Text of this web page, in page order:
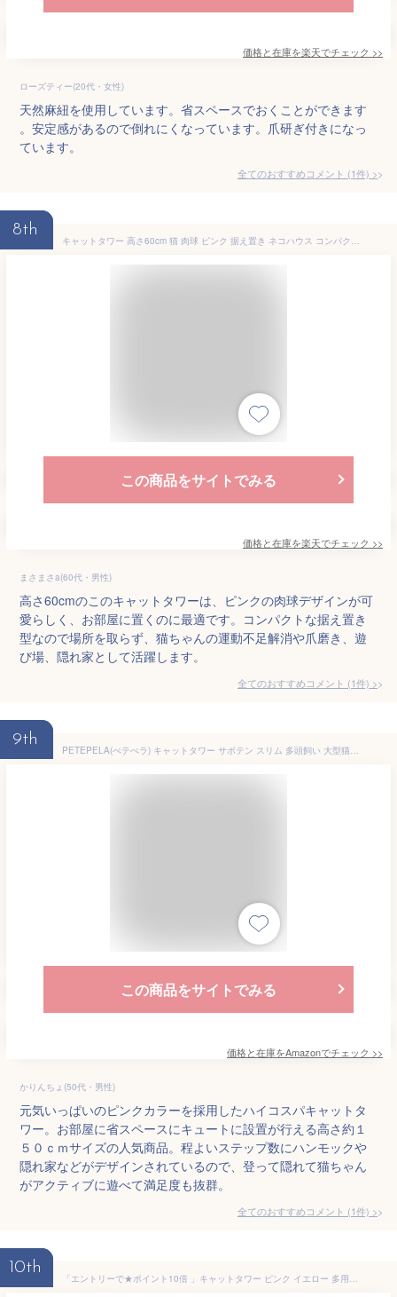
価格と在庫を楽天でチェック >>
ローズティー(20代・女性)
天然麻紐を使用しています。省スペースでおくことができます
。安定感があるので倒れにくなっています。爪研ぎ付きになっ
ています。
全てのおすすめコメント (1件) >
8th
キャットタワー 高さ60cm 猫 肉球 ピンク 据え置き ネコハウス コンパクト 運動不足 爪磨き 遊び場 隠れ家 置き型 ネコ
この商品をサイトでみる
価格と在庫を楽天でチェック >>
まさまさa(60代・男性)
高さ60cmのこのキャットタワーは、ピンクの肉球デザインが可
愛らしく、お部屋に置くのに最適です。コンパクトな据え置き
型なので場所を取らず、猫ちゃんの運動不足解消や爪磨き、遊
び場、隠れ家として活躍します。
全てのおすすめコメント (1件) >
9th
PETEPELA(ぺテぺラ) キャットタワー サボテン スリム 多頭飼い 大型猫用 据え置き おしゃれ 爪とぎポール 猫ハウス ハンモック 猫タワー 爪研ぎ サイザル麻 ポンポンおもちゃ 高さ150cm ピンク
この商品をサイトでみる
価格と在庫をAmazonでチェック >>
かりんちょ(50代・男性)
元気いっぱいのピンクカラーを採用したハイコスパキャットタ
ワー。お部屋に省スペースにキュートに設置が行える高さ約１
５０ｃｍサイズの人気商品。程よいステップ数にハンモックや
隠れ家などがデザインされているので、登って隠れて猫ちゃん
がアクティブに遊べて満足度も抜群。
全てのおすすめコメント (1件) >
10th
「エントリーで★ポイント10倍 」キャットタワー ピンク イエロー 多用途 猫ソファー 遊びボード 据え置き 置き型 爪とぎ 運動不足 遊び場 寝床 ブラシ 送料無料